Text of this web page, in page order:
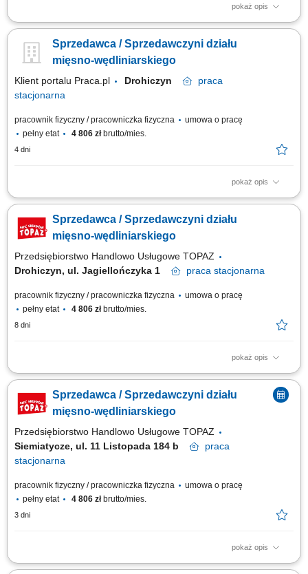
pokaż opis
Twoje główne zadania: zapewnienie profesjonalnej obsługi Klientów
towarów na dziale świeżym - mięso, wędliny, sery itp. monitorowanie
terminów przydatności do spożycia aktywna sprzedaż produktów dbałość
Sprzedawca / Sprzedawczyni działu
mięsno-wędliniarskiego
Klient portalu Praca.pl Drohiczyn
praca
stacjonarna
pracownik fizyczny / pracowniczka fizyczna
umowa o pracę
pełny etat
4 806 złbrutto/mies.
4 dni
pokaż opis
obsługa klientów w obszarze produktów mięsno-wędliniarskich; dbanie o
terminów przydatności produktów; aktywne wsparcie sprzedaży i
doradztwo dla klientów; utrzymywanie czystości oraz standardów
Sprzedawca / Sprzedawczyni działu
mięsno-wędliniarskiego
Przedsiębiorstwo Handlowo Usługowe TOPAZ
Drohiczyn, ul. Jagiellończyka 1
praca stacjonarna
pracownik fizyczny / pracowniczka fizyczna
umowa o pracę
pełny etat
4 806 złbrutto/mies.
8 dni
pokaż opis
Opis stanowiska: obsługa Klientów zgodnie z obowiązującymi
standardami jakości, dbanie o estetyczną ekspozycję produktów, w tym
mięsa, wędlin i serów, aktywna sprzedaż i doradztwo produktowe,
monitorowanie terminów przydatności produktów, utrzymanie porządku i
Sprzedawca / Sprzedawczyni działu
mięsno-wędliniarskiego
Przedsiębiorstwo Handlowo Usługowe TOPAZ
Siemiatycze, ul. 11 Listopada 184 b
praca
stacjonarna
pracownik fizyczny / pracowniczka fizyczna
umowa o pracę
pełny etat
4 806 złbrutto/mies.
3 dni
pokaż opis
Twoje główne zadania: zapewnienie profesjonalnej obsługi Klientów